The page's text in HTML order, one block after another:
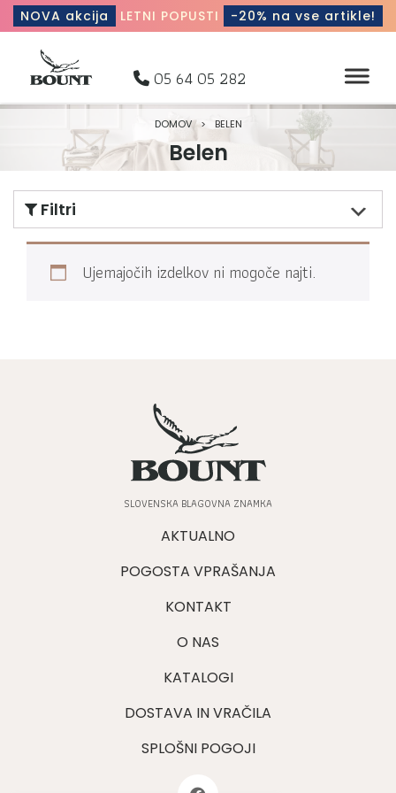
NOVA akcija LETNI POPUSTI -20% na vse artikle!
05 64 05 282
DOMOV > BELEN
Belen
Filtri
Ujemajočih izdelkov ni mogoče najti.
SLOVENSKA BLAGOVNA ZNAMKA
AKTUALNO
POGOSTA VPRAŠANJA
KONTAKT
O NAS
KATALOGI
DOSTAVA IN VRAČILA
SPLOŠNI POGOJI